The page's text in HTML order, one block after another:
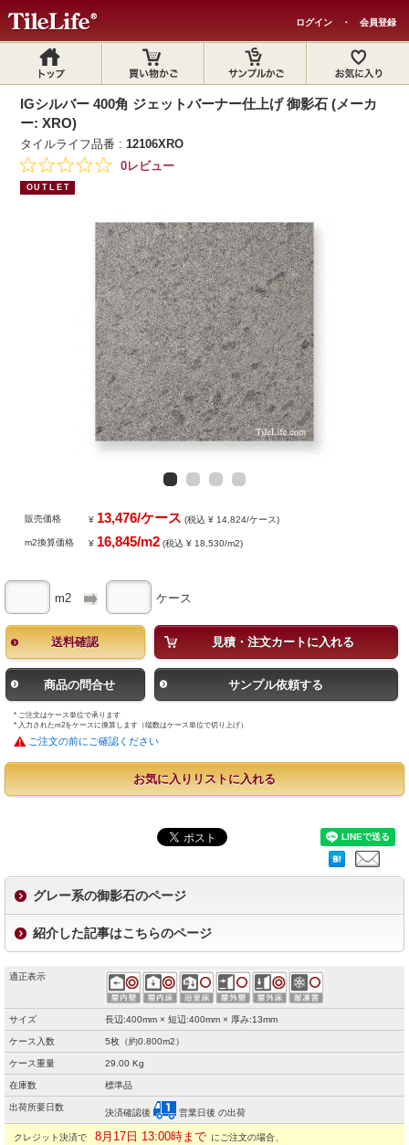
ログイン ・ 会員登録
IGシルバー 400角 ジェットバーナー仕上げ 御影石 (メーカ
ー: XRO)
タイルライフ品番 :12106XRO
0レビュー
OUTLET
販売価格 ¥ 13,476/ケース (税込 ¥ 14,824/ケース)
m2換算価格 ¥ 16,845/m2 (税込 ¥ 18,530/m2)
m2 ケース
送料確認 見積・注文カートに入れる
商品の問合せ サンプル依頼する
* ご注文はケース単位で承ります
* 入力されたm2をケースに換算します（端数はケース単位で切り上げ）
ご注文の前にご確認ください
お気に入りリストに入れる
グレー系の御影石のページ
紹介した記事はこちらのページ
適正表示
サイズ 長辺:400mm × 短辺:400mm × 厚み:13mm
ケース入数 5枚（約0.800m2）
ケース重量 29.00 Kg
在庫数 標準品
出荷所要日数
決済確認後 営業日後 の出荷
クレジット決済で 8月17日 13:00時まで にご注文の場合、